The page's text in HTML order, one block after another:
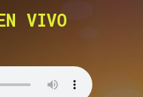
VIVO